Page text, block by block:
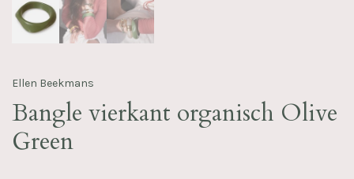
Ellen Beekmans
Bangle vierkant organisch Olive
Green